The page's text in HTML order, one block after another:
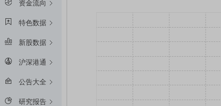
资金流向
特色数据
新股数据
沪深港通
公告大全
研究报告